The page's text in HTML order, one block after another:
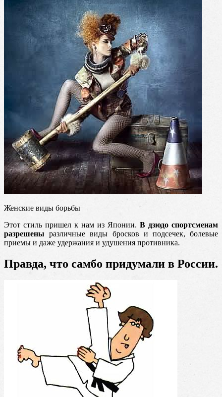
Женские виды борьбы
Этот стиль пришел к нам из Японии. В дзюдо спортсменам
разрешены различные виды бросков и подсечек, болевые
приемы и даже удержания и удушения противника.
Правда, что самбо придумали в России.